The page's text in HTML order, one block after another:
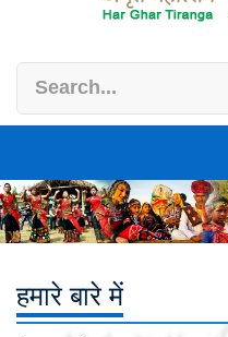
हमारे बारे में